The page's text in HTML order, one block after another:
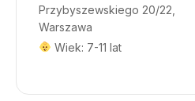
Przybyszewskiego 20/22,
Warszawa
Wiek: 7-11 lat